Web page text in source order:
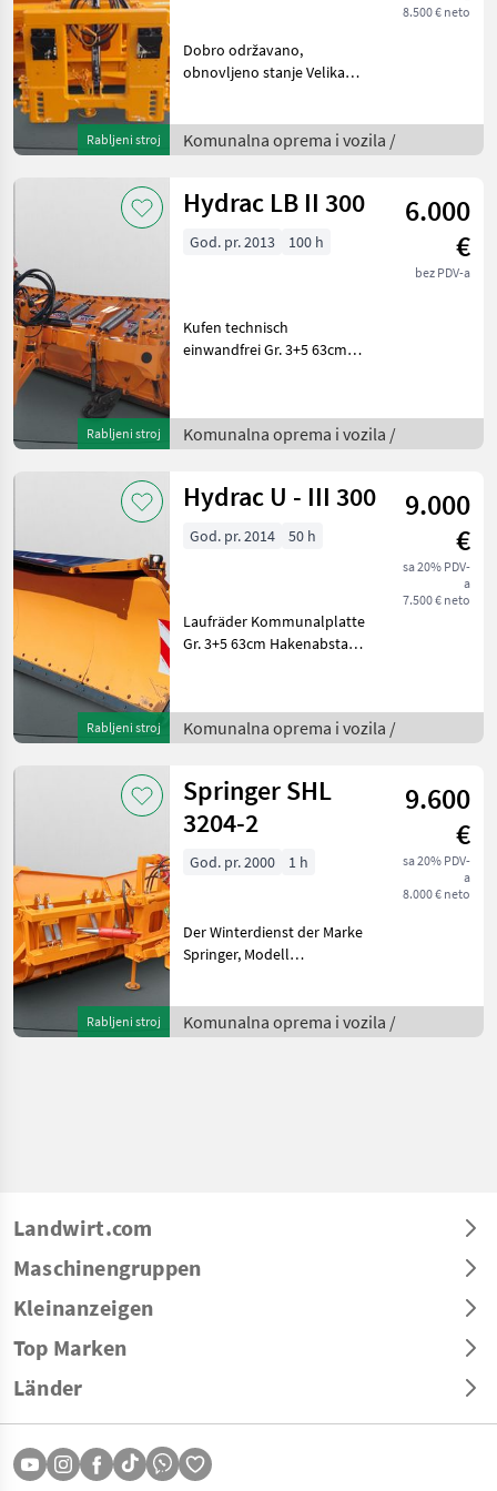
Rabljeni stroj
8.500 € neto
Dobro održavano,
obnovljeno stanje Velika
Luttnig Schilcher
Komunalna oprema i vozila
Komunalna oprema i vozila /
Rabljeni stroj
Hydrac LB II 300
6.000
€
bez PDV-a
God. pr. 2013 100 h
Kufen technisch
einwandfrei Gr. 3+5 63cm
oprema
Komunalna oprema i vozila /
Rabljeni stroj
Hydrac U - III 300
9.000
€
sa 20% PDV-
a
7.500 € neto
God. pr. 2014 50 h
Laufräder Kommunalplatte
Gr. 3+5 63cm Hakenabstand
Hydrac Schmidt
Komunalna oprema i vozila
Komunalna oprema i vozila /
Rabljeni stroj
Springer SHL
3204-2
9.600
€
sa 20% PDV-
a
8.000 € neto
God. pr. 2000 1 h
Der Winterdienst der Marke
Springer, Modell
beeindruckende
Leistungsfähigkeit und
Komunalna oprema i vozila /
Landwirt.com
Maschinengruppen
Kleinanzeigen
Top Marken
Länder